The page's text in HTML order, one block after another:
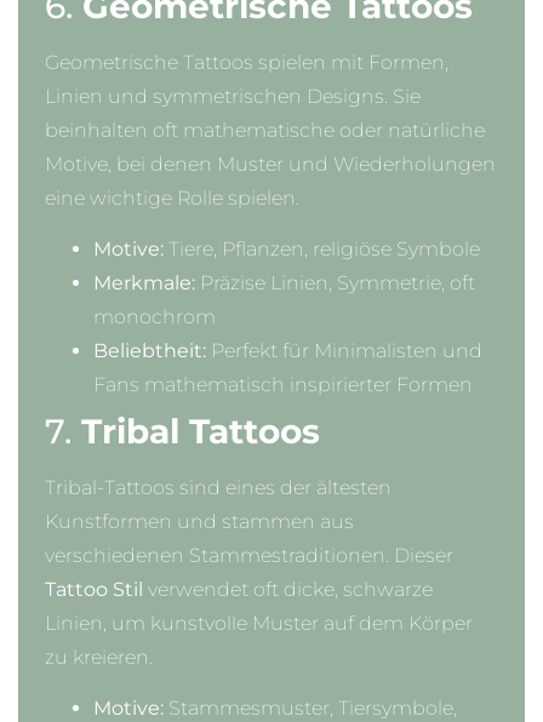
Geometrische Tattoos spielen mit Formen,
Linien und symmetrischen Designs. Sie
beinhalten oft mathematische oder natürliche
Motive, bei denen Muster und Wiederholungen
eine wichtige Rolle spielen.
Motive: Tiere, Pflanzen, religiöse Symbole
Merkmale: Präzise Linien, Symmetrie, oft
monochrom
Beliebtheit: Perfekt für Minimalisten und
Fans mathematisch inspirierter Formen
7.Tribal Tattoos
Tribal-Tattoos sind eines der ältesten
Kunstformen und stammen aus
verschiedenen Stammestraditionen. Dieser
Tattoo Stil verwendet oft dicke, schwarze
Linien, um kunstvolle Muster auf dem Körper
zu kreieren.
Motive: Stammesmuster, Tiersymbole,